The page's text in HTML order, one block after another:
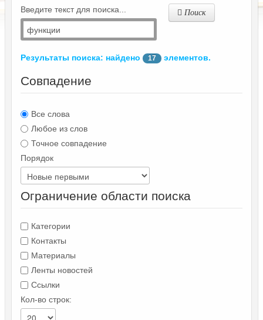
Введите текст для поиска... Поиск
Результаты поиска: найдено 17 элементов.
Совпадение
Все слова
Любое из слов
Точное совпадение
Порядок
Ограничение области поиска
Категории
Контакты
Материалы
Ленты новостей
Ссылки
Кол-во строк: